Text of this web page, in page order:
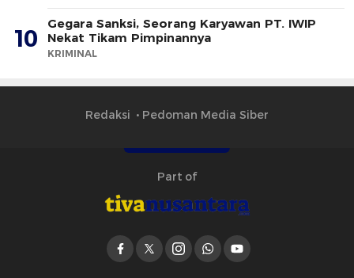
10
Gegara Sanksi, Seorang Karyawan PT. IWIP
Nekat Tikam Pimpinannya
KRIMINAL
Redaksi Pedoman Media Siber
Part of